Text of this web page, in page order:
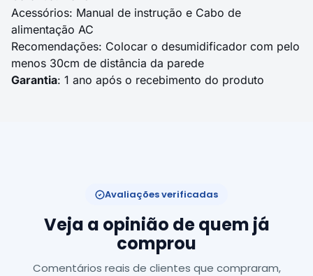
Acessórios: Manual de instrução e Cabo de
alimentação AC
Recomendações: Colocar o desumidificador com pelo
menos 30cm de distância da parede
Garantia: 1 ano após o recebimento do produto
Avaliações verificadas
Veja a opinião de quem já
comprou
Comentários reais de clientes que compraram,